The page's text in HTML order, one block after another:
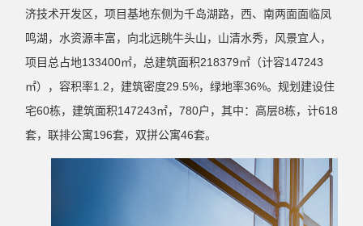
济技术开发区，项目基地东侧为千岛湖路，西、南两面面临凤
鸣湖，水资源丰富，向北远眺牛头山，山清水秀，风景宜人，
项目总占地133400㎡，总建筑面积218379㎡（计容147243
㎡），容积率1.2，建筑密度29.5%，绿地率36%。规划建设住
宅60栋，建筑面积147243㎡，780户，其中：高层8栋，计618
套，联排公寓196套，双拼公寓46套。
胜利西路、南至纬六路、西至经八路、北至胜利西路。
投资2.922亿元，含4栋高层住宅，1栋低层商业及1栋
小高层商业酒店，位于贵阳经济技术开发区陈亮村开发
大道西侧。
公司从事房地产开发资质等级为暂定级，目前正在
开发建设安庆市圆梦新区2021-017号地块，坐落于安
庆市秦潭路与黄浦路交叉口，纯住宅项目，总投资约为
5亿元，该项目总占地面积为58960.11平方米，总建筑
面积为168986.07㎡，总户数为1122户。含有3栋高层
和16栋洋房，并配有商业和社区用房等配套设施，户型
主要有95㎡、110㎡、115㎡、125㎡。
一期和正在筹划中奇瑞领域二期项目。奇瑞领域一期占
地面积39493㎡，总建筑面积47390㎡。二期占地面积
约为40000㎡，建筑面积约120000㎡。该项目是奇瑞
地产(大连)有限公司为奇瑞汽车股份有限公司大连分公
司建设的公寓式住宅。奇瑞高档白领项目占地53亩，为
于大连湾畔黄海之滨，目前正在规划之中。也是奇瑞地
产(大连)有限公司在大连打造自己品牌的形象工程。
公司也积极在大连市拓展自己的市场，用公司全体
员工的努力将奇瑞地产的文化融入到大连这个城市当中